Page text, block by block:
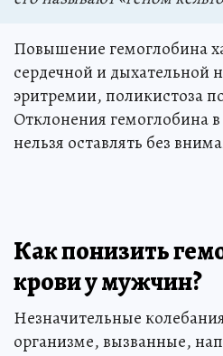
Повышение гемоглобина
сердечной и дыхательной
эритремии, поликистоза
Отклонения гемоглобина
нельзя оставлять без
Как понизить
крови у мужчин?
Незначительные
организме, вызванные,